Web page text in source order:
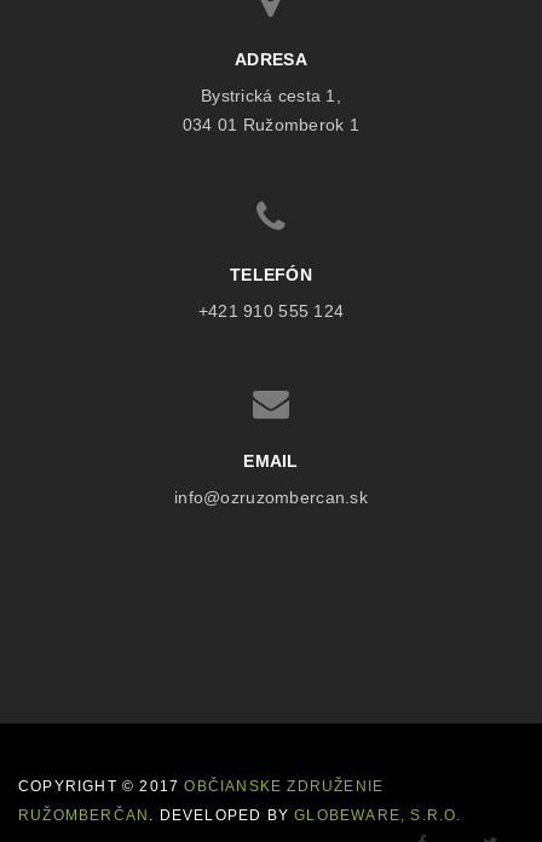
ADRESA
Bystrická cesta 1,
034 01 Ružomberok 1
TELEFÓN
+421 910 555 124
EMAIL
info@ozruzombercan.sk
COPYRIGHT © 2017OBČIANSKE ZDRUŽENIE
RUŽOMBERČAN . DEVELOPED BYGLOBEWARE, S.R.O.